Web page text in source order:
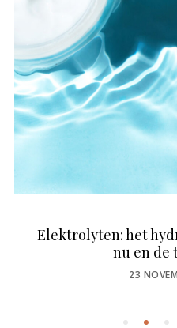
Elektrolyten: het
nu en de
POSTED
23